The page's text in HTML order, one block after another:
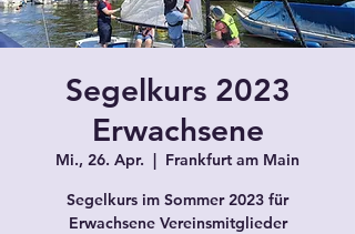
Segelkurs 2023
Erwachsene
Mi., 26. Apr.
  |
Frankfurt am Main
Segelkurs im Sommer 2023 für
Erwachsene Vereinsmitglieder